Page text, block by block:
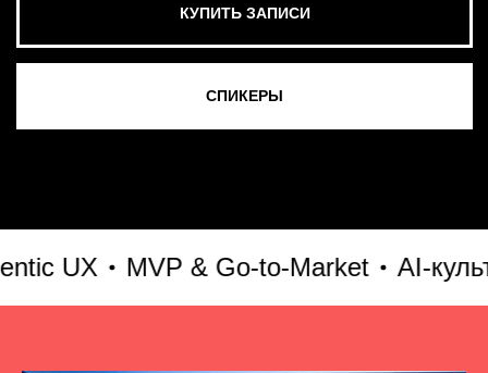
UX MVP & Go-to-Market AI-
СМОТРЕТЬ ВСЕ ФОТО